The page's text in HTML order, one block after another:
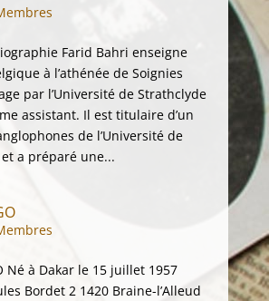
Farid Bahri enseigne
à l’athénée de Soignies
par l’Université de Strathclyde
assistant. Il est titulaire d’un
de l’Université de
a préparé une...
Né à Dakar le 15 juillet 1957
Bordet 2 1420 Braine-l’Alleud